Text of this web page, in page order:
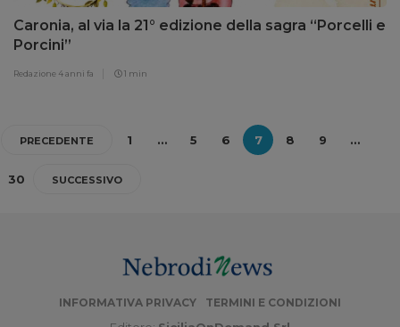
Caronia, al via la 21° edizione della sagra “Porcelli e
Porcini”
Redazione 4 anni fa 1 min
PRECEDENTE 1 … 5 6 7 8 9 …
30 SUCCESSIVO
INFORMATIVA PRIVACY TERMINI E CONDIZIONI